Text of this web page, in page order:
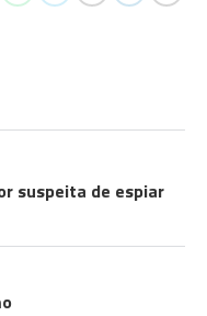
suspeita de espiar